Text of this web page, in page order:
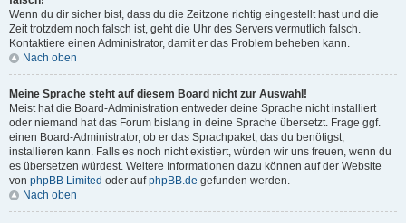
Wenn du dir sicher bist, dass du die Zeitzone richtig eingestellt hast und die
Zeit trotzdem noch falsch ist, geht die Uhr des Servers vermutlich falsch.
Kontaktiere einen Administrator, damit er das Problem beheben kann.
Nach oben
Meine Sprache steht auf diesem Board nicht zur Auswahl!
Meist hat die Board-Administration entweder deine Sprache nicht installiert
oder niemand hat das Forum bislang in deine Sprache übersetzt. Frage ggf.
einen Board-Administrator, ob er das Sprachpaket, das du benötigst,
installieren kann. Falls es noch nicht existiert, würden wir uns freuen, wenn du
es übersetzen würdest. Weitere Informationen dazu können auf der Website
von phpBB Limited oder aufphpBB.de gefunden werden.
Nach oben